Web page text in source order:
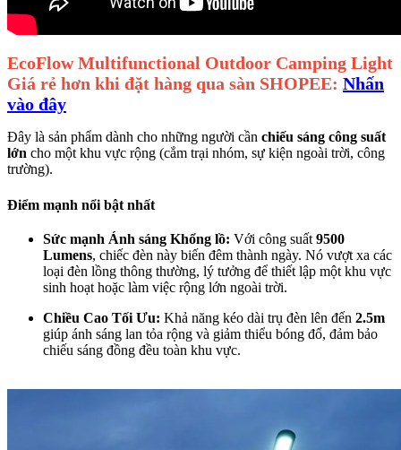
EcoFlow Multifunctional Outdoor Camping Light
Giá rẻ hơn khi đặt hàng qua sàn SHOPEE: Nhấn
vào đây
Đây là sản phẩm dành cho những người cần chiếu sáng công suất
lớn cho một khu vực rộng (cắm trại nhóm, sự kiện ngoài trời, công
trường).
Điểm mạnh nổi bật nhất
Sức mạnh Ánh sáng Khổng lồ: Với công suất 9500
Lumens, chiếc đèn này biến đêm thành ngày. Nó vượt xa các
loại đèn lồng thông thường, lý tưởng để thiết lập một khu vực
sinh hoạt hoặc làm việc rộng lớn ngoài trời.
Chiều Cao Tối Ưu: Khả năng kéo dài trụ đèn lên đến 2.5m
giúp ánh sáng lan tỏa rộng và giảm thiểu bóng đổ, đảm bảo
chiếu sáng đồng đều toàn khu vực.